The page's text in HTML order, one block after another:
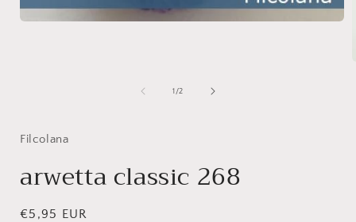
1 /von
2
Filcolana
arwetta classic 268
Normaler
€5,95 EUR